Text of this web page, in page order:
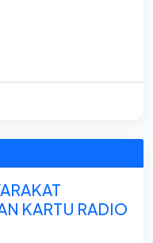
KARTU RADIO